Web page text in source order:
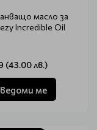
масло за
Incredible Oil
(43.00 лв.)
ме